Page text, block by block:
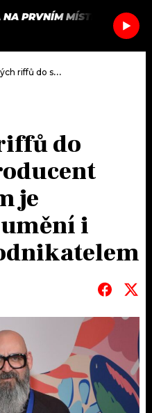
JAK
SEZNAM.CZ
PRVNÍM MÍSTĚ LACK
Abraham je milovníkem umění i schopným podnikatelem
do
je
i